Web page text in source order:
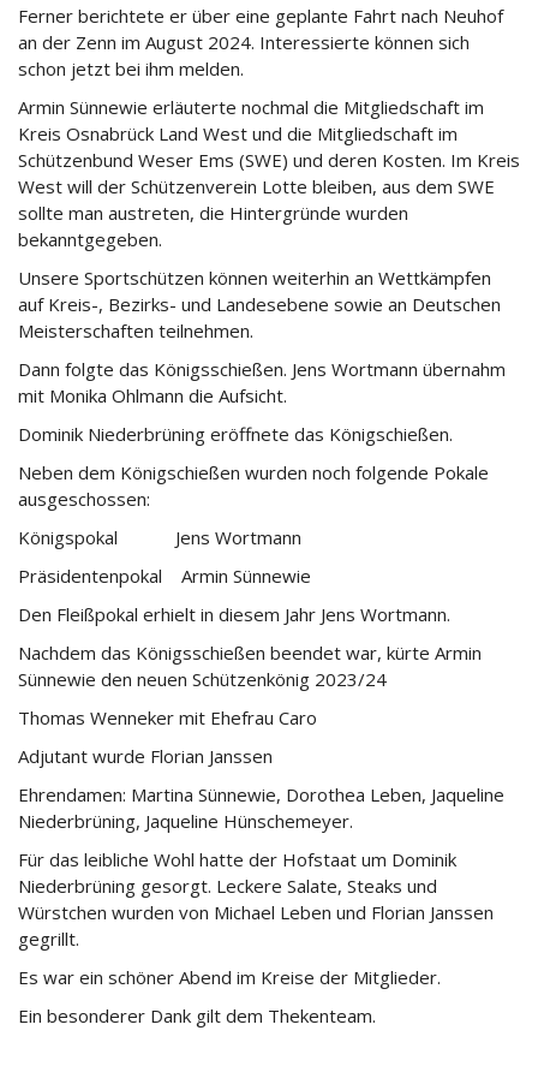
Ferner berichtete er über eine geplante Fahrt nach Neuhof
an der Zenn im August 2024. Interessierte können sich
schon jetzt bei ihm melden.
Armin Sünnewie erläuterte nochmal die Mitgliedschaft im
Kreis Osnabrück Land West und die Mitgliedschaft im
Schützenbund Weser Ems (SWE) und deren Kosten. Im Kreis
West will der Schützenverein Lotte bleiben, aus dem SWE
sollte man austreten, die Hintergründe wurden
bekanntgegeben.
Unsere Sportschützen können weiterhin an Wettkämpfen
auf Kreis-, Bezirks- und Landesebene sowie an Deutschen
Meisterschaften teilnehmen.
Dann folgte das Königsschießen. Jens Wortmann übernahm
mit Monika Ohlmann die Aufsicht.
Dominik Niederbrüning eröffnete das Königschießen.
Neben dem Königschießen wurden noch folgende Pokale
ausgeschossen:
Königspokal Jens Wortmann
Präsidentenpokal Armin Sünnewie
Den Fleißpokal erhielt in diesem Jahr Jens Wortmann.
Nachdem das Königsschießen beendet war, kürte Armin
Sünnewie den neuen Schützenkönig 2023/24
Thomas Wenneker mit Ehefrau Caro
Adjutant wurde Florian Janssen
Ehrendamen: Martina Sünnewie, Dorothea Leben, Jaqueline
Niederbrüning, Jaqueline Hünschemeyer.
Für das leibliche Wohl hatte der Hofstaat um Dominik
Niederbrüning gesorgt. Leckere Salate, Steaks und
Würstchen wurden von Michael Leben und Florian Janssen
gegrillt.
Es war ein schöner Abend im Kreise der Mitglieder.
Ein besonderer Dank gilt dem Thekenteam.